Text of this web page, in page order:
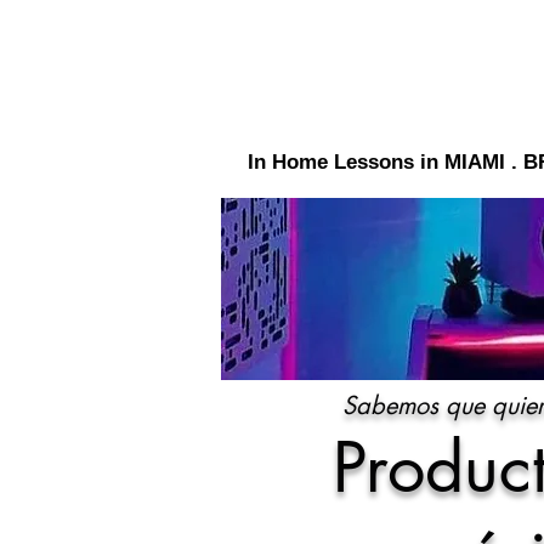
In Home Lessons in MIAMI .
Sabemos que